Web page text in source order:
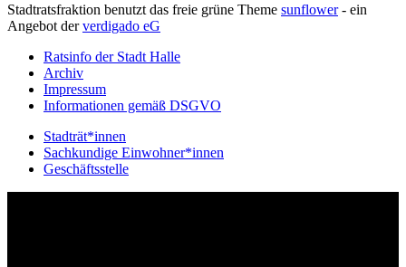
Stadtratsfraktion benutzt das freie grüne Theme sunflower‐ ein
Angebot derverdigado eG
Ratsinfo der Stadt Halle
Archiv
Impressum
Informationen gemäß DSGVO
Stadträt*innen
Sachkundige Einwohner*innen
Geschäftsstelle